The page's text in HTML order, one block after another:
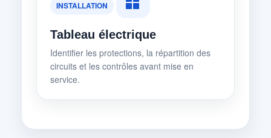
INSTALLATION
Tableau électrique
Identifier les protections, la répartition des
circuits et les contrôles avant mise en
service.